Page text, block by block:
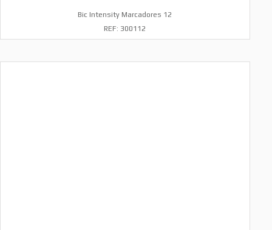
Bic Intensity Marcadores 12
REF: 300112